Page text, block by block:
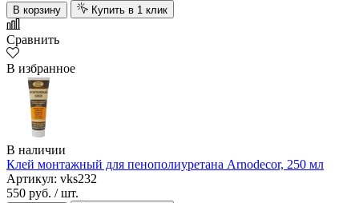
В корзину Купить в 1 клик
Сравнить
В избранное
В наличии
Клей монтажный для пенополиуретана Arnodecor, 250 мл
Артикул: vks232
550 руб. / шт.